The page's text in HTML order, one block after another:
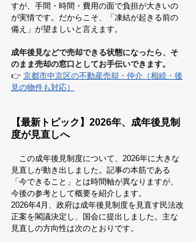
すが、手間・時間・費用の面で負担が大きいの
が実情です。だからこそ、「凍結が起きる前の
備え」が望ましいと言えます。
成年後見などで売却できる状態になったら、そ
のまま売却の窓口としてお手伝いできます。
👉 京都市中京区の不動産売却・仲介（相続・後
見の物件も対応）
【最新トピック】2026年、成年後見制
度が見直しへ
この成年後見制度について、2026年に大きな
見直しが動き出しました。記事の本筋である
「今できること」とは時間軸が異なりますが、
今後の参考として概要を紹介します。
2026年4月、政府は成年後見制度を見直す民法改
正案を閣議決定し、国会に提出しました。主な
見直しの方向性は次のとおりです。